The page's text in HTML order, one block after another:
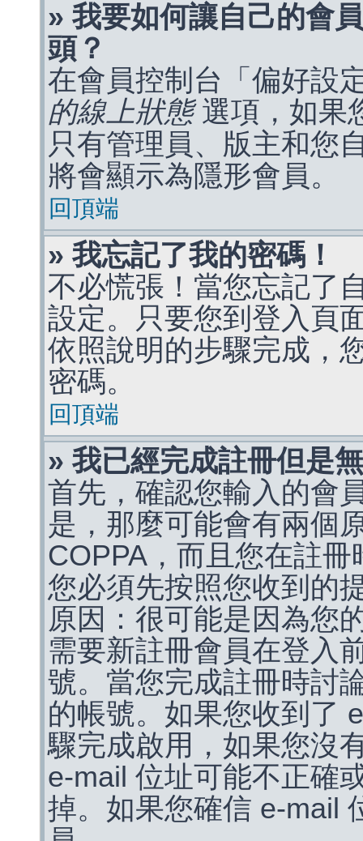
» 我要如何讓自己的會
頭？
在會員控制台「偏好設
的線上狀態選項，如果
只有管理員、版主和您
將會顯示為隱形會員。
回頂端
» 我忘記了我的密碼！
不必慌張！當您忘記了
設定。只要您到登入頁
依照說明的步驟完成，
密碼。
回頂端
» 我已經完成註冊但是
首先，確認您輸入的會
是，那麼可能會有兩個
COPPA，而且您在註
您必須先按照您收到的
原因：很可能是因為您
需要新註冊會員在登入
號。當您完成註冊時討
的帳號。如果您收到了
驟完成啟用，如果您沒
e-mail 位址可能不正確
掉。如果您確信 e-mail